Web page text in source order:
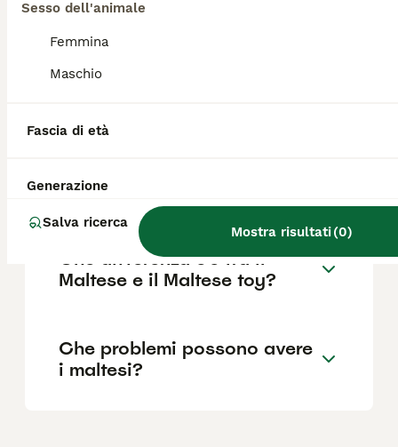
Sesso dell'animale
Femmina
Maschio
Fascia di età
Generazione
Salva ricerca
Mostra risultati(0)
il pedigree, la reputazione dell'allevatore e
la posizione.
cane Maltese?
Per chi è adatto il Maltese?
Che differenza c'è tra il
Maltese e il Maltese toy?
Che problemi possono avere
i maltesi?